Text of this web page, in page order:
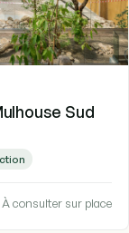
Sud
À consulter sur place